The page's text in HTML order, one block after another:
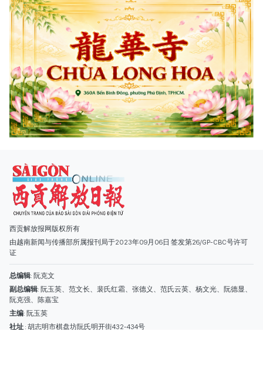
西贡解放报网版权所有
由越南新闻与传播部所属报刊局于2023年09月06日 签发第26/GP-CBC号许可
证
阮克强、陈嘉宝
主编: 阮玉英
社址: 胡志明市棋盘坊阮氏明开街432-434号
总台: (028) 39294091 - 转 060
电子信箱
广告部
(028) 38334185
quangcaohoavan09@gmail.com;